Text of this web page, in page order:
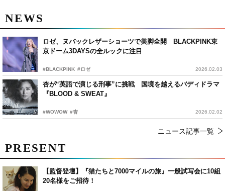
NEWS
ロゼ、ヌバックレザーショーツで美脚全開 BLACKPINK東
京ドーム3DAYSの全ルックに注目
#BLACKPINK #ロゼ 2026.02.03
杏が“英語で演じる刑事”に挑戦 国境を越えるバディドラマ
『BLOOD & SWEAT』
#WOWOW #杏 2026.02.02
ニュース記事一覧
PRESENT
【監督登壇】『猫たちと7000マイルの旅』一般試写会に10組
20名様をご招待！